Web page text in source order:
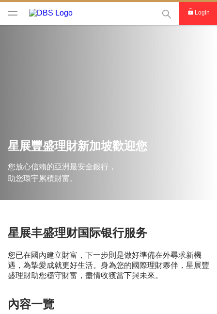
This Search
Login
星展豐盛理財新加坡歡迎您
您放心信賴的亞洲最安全銀行，
助您環宇累積財富。
星展丰盛理财国际银行服务
您已在國內建⽴財富，下⼀步則是做好準備在外尋求新機
遇，為摯愛成就更好⽣活。⾝為您的國際理財夥伴，星展豐
盛理財助您穩守財富，盡情收獲當下與未來。
內容⼀覽